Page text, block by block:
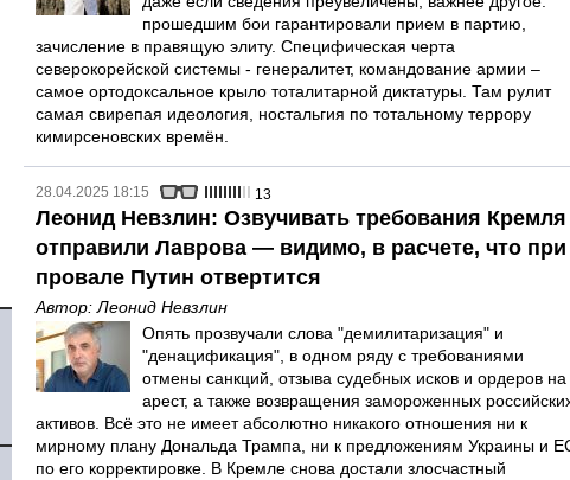
прошедшим бои гарантировали прием в партию,
зачисление в правящую элиту. Специфическая черта
северокорейской системы - генералитет, командование армии –
самое ортодоксальное крыло тоталитарной диктатуры. Там рулит
самая свирепая идеология, ностальгия по тотальному террору
кимирсеновских времён.
28.04.2025 18:15 13
Леонид Невзлин: Озвучивать требования Кремля
отправили Лаврова — видимо, в расчете, что при
провале Путин отвертится
Автор: Леонид Невзлин
Опять прозвучали слова "демилитаризация" и
"денацификация", в одном ряду с требованиями
отмены санкций, отзыва судебных исков и ордеров на
арест, а также возвращения замороженных
активов. Всё это не имеет абсолютно никакого отношения ни к
мирному плану Дональда Трампа, ни к предложениям Украины и
по его корректировке. В Кремле снова достали злосчастный